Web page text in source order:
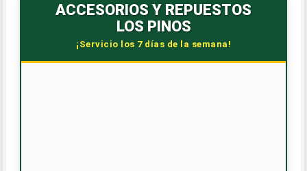
ACCESORIOS Y REPUESTOS
LOS PINOS
¡Servicio los 7 días de la semana!